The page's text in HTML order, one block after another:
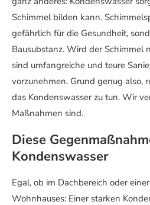
Schimmel bilden kann.
gefährlich für die Gesundheit,
Bausubstanz. Wird der Schimmel
sind umfangreiche und teure
vorzunehmen. Grund genug also,
das Kondenswasser zu tun. Wir
Maßnahmen sind.
Diese
Kondenswasser
Egal, ob im Dachbereich oder
Wohnhauses: Einer starken